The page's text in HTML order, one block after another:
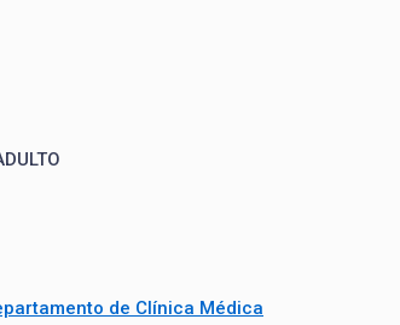
de Clínica Médica